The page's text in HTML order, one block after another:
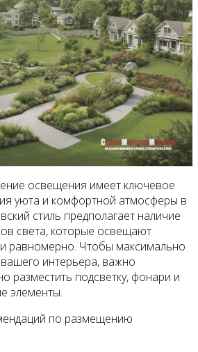
освещения имеет ключевое
уюта и комфортной атмосферы в
стиль предполагает наличие
света, которые освещают
равномерно. Чтобы максимально
интерьера, важно
разместить подсветку, фонари и
элементы.
по размещению